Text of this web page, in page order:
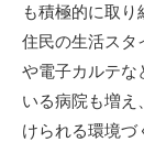
も積極的に取
住民の生活スタ
や電子カルテな
いる病院も増え
けられる環境づ